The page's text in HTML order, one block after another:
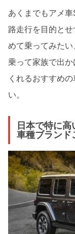
あくまでもアメ
路走行を目的と
めて乗ってみた
乗って家族で出
くれるおすすめ
い。
日本で特に
車種ブランド